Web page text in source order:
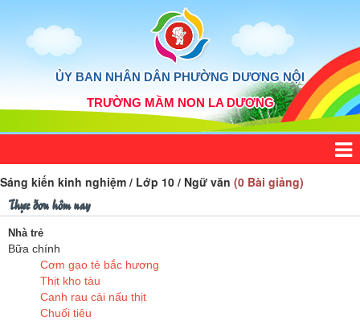
ỦY BAN NHÂN DÂN PHƯỜNG DƯƠNG NỘI
TRƯỜNG MẦM NON LA DƯƠNG
Sáng kiến kinh nghiệm / Lớp 10 / Ngữ văn (0 Bài giảng)
Thực đơn hôm nay
Nhà trẻ
Bữa chính
Cơm gạo tẻ bắc hương
Thịt kho tàu
Canh rau cải nấu thịt
Chuối tiêu